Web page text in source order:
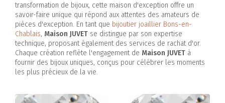
transformation de bijoux, cette maison d'exception offre un
savoir-faire unique qui répond aux attentes des amateurs de
pièces d'exception. En tant que bijoutier joaillier Bons-en-
Chablais, Maison JUVET se distingue par son expertise
technique, proposant également des services de rachat d'or.
Chaque création reflète l'engagement de Maison JUVET à
fournir des bijoux uniques, conçus pour célébrer les moments
les plus précieux de la vie.